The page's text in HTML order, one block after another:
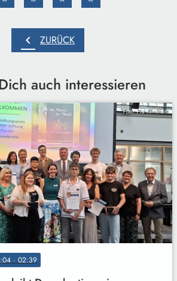
chevron_left ZURÜCK
auch interessieren
Foto: Pia Klinkhart
· 02:39